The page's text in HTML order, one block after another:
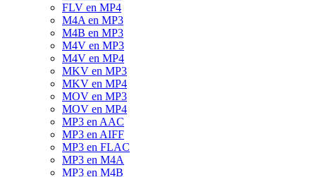
FLV en MP4
M4A en MP3
M4B en MP3
M4V en MP3
M4V en MP4
MKV en MP3
MKV en MP4
MOV en MP3
MOV en MP4
MP3 en AAC
MP3 en AIFF
MP3 en FLAC
MP3 en M4A
MP3 en M4B